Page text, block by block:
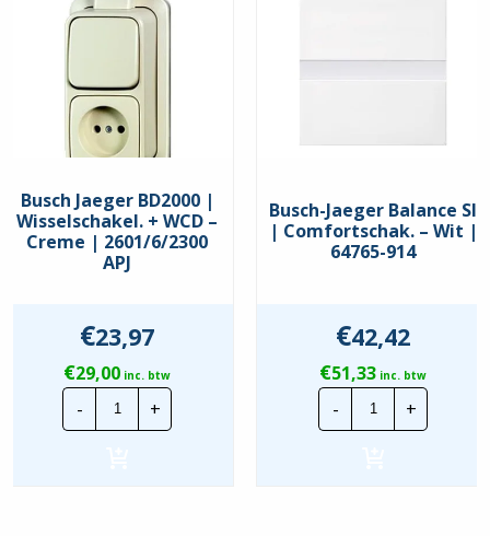
Busch Jaeger BD2000 |
Wisselschakel. + WCD –
Creme | 2601/6/2300
APJ
€23,97
€29,00 inc. btw
-
Busch
Jaeger
BD2000
+
Busch-Jaeger Balance SI
| Comfortschak. – Wit |
64765-914
€42,42
€51,33 inc. btw
-
Busch-
Jaeger
Balance
+